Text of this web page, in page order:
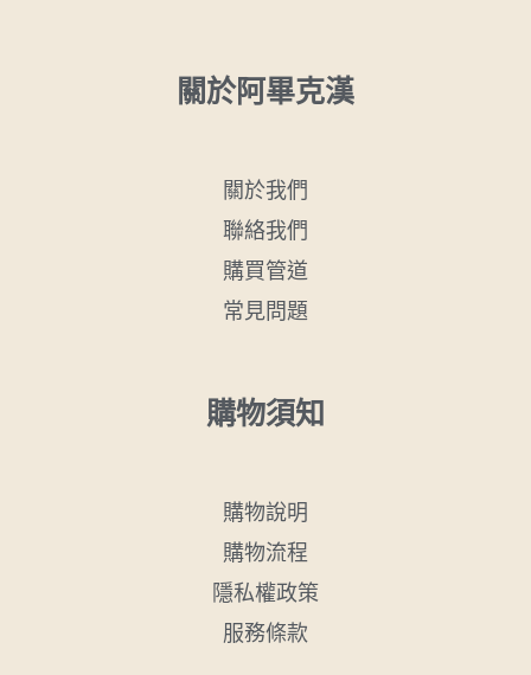
關於阿畢克漢
關於我們
聯絡我們
購買管道
常見問題
購物須知
購物說明
購物流程
隱私權政策
服務條款